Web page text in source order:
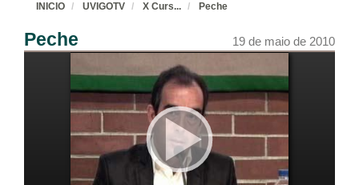
INICIO UVIGOTV X Curs... Peche
Peche 19 de maio de 2010